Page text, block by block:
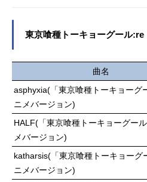
英社「週
三輪和宏
まだ豊ア
えろ（ス
「unravel
D：「聖者
と“喰種”
種”芳村が
く」だっ
が“喰種”
と知る。
め、カネ
錯する迷
僕は“喰
さ」を欲
東京喰種トーキョーグール:re
曲名
asphyxia(「東京喰種トーキョーグ
ニメバージョン)
HALF(「東京喰種トーキョーグー
メバージョン)
katharsis(「東京喰種トーキョーグ
ニメバージョン)